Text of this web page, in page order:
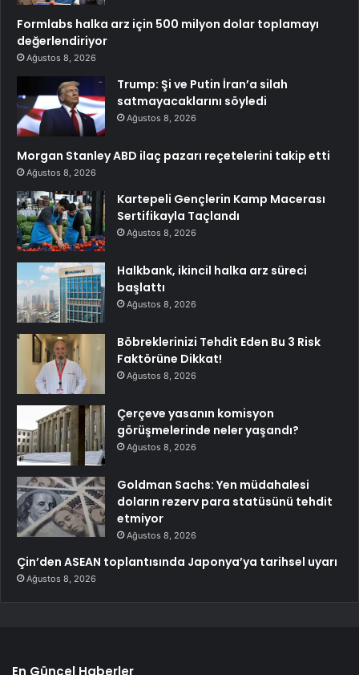
Formlabs halka arz için 500 milyon dolar toplamayı
değerlendiriyor
Ağustos 8, 2026
Trump: Şi ve Putin İran’a silah
satmayacaklarını söyledi
Ağustos 8, 2026
Morgan Stanley ABD ilaç pazarı reçetelerini takip etti
Ağustos 8, 2026
Kartepeli Gençlerin Kamp Macerası
Sertifikayla Taçlandı
Ağustos 8, 2026
Halkbank, ikincil halka arz süreci
başlattı
Ağustos 8, 2026
Böbreklerinizi Tehdit Eden Bu 3 Risk
Faktörüne Dikkat!
Ağustos 8, 2026
Çerçeve yasanın komisyon
görüşmelerinde neler yaşandı?
Ağustos 8, 2026
Goldman Sachs: Yen müdahalesi
doların rezerv para statüsünü tehdit
etmiyor
Ağustos 8, 2026
Çin’den ASEAN toplantısında Japonya’ya tarihsel uyarı
Ağustos 8, 2026
En Güncel Haberler